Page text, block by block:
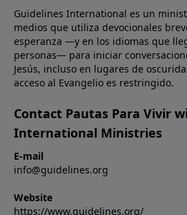
Guidelines International es un
medios que utiliza devocionales
esperanza —y en los idiomas que
personas— para iniciar
Jesús, incluso en lugares de
acceso al Evangelio es restringido.
Contact Pautas Para Vivir
International Ministries
E-mail
info@guidelines.org
Website
https://www.guidelines.org/